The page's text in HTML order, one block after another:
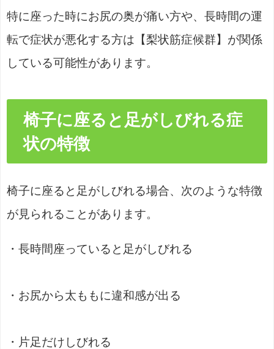
特に座った時にお尻の奥が痛い方や、長時間の運
転で症状が悪化する方は【梨状筋症候群】が関係
している可能性があります。
椅子に座ると足がしびれる症
状の特徴
椅子に座ると足がしびれる場合、次のような特徴
が見られることがあります。
・長時間座っていると足がしびれる
・お尻から太ももに違和感が出る
・片足だけしびれる